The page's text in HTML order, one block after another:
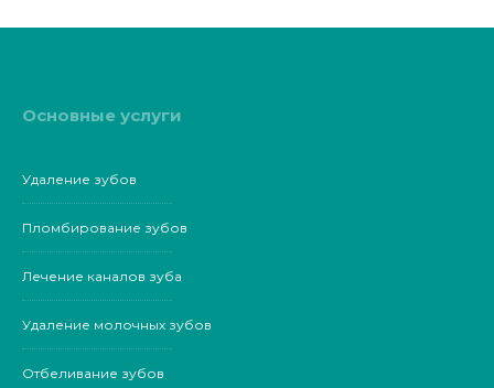
Основные услуги
Удаление зубов
Пломбирование зубов
Лечение каналов зуба
Удаление молочных зубов
Отбеливание зубов